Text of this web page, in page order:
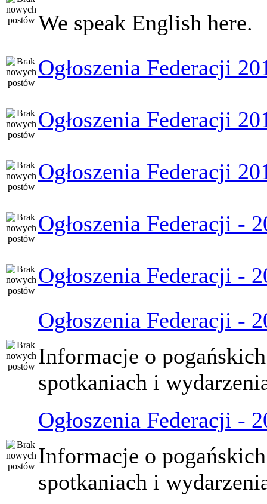
We speak English here.
Ogłoszenia Federacji
Ogłoszenia Federacji
Ogłoszenia Federacji
Ogłoszenia Federacji -
Ogłoszenia Federacji -
Ogłoszenia Federacji -
Informacje o pogańskich
spotkaniach i
Ogłoszenia Federacji -
Informacje o pogańskich
spotkaniach i